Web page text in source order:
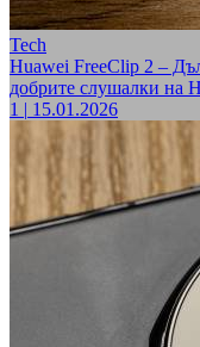
Tech
Huawei FreeClip 2 –
добрите слушалки
1 | 15.01.2026